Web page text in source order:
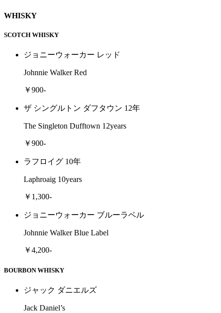
WHISKY
SCOTCH WHISKY
ジョニーウォーカー レッド
Johnnie Walker Red
￥900-
ザ シングルトン ダフタウン 12年
The Singleton Dufftown 12years
￥900-
ラフロイグ 10年
Laphroaig 10years
￥1,300-
ジョニーウォーカー ブルーラベル
Johnnie Walker Blue Label
￥4,200-
BOURBON WHISKY
ジャック ダニエルズ
Jack Daniel’s